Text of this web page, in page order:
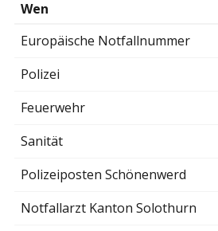
Wen
Europäische Notfallnummer
Polizei
Feuerwehr
Sanität
Polizeiposten Schönenwerd
Notfallarzt Kanton Solothurn